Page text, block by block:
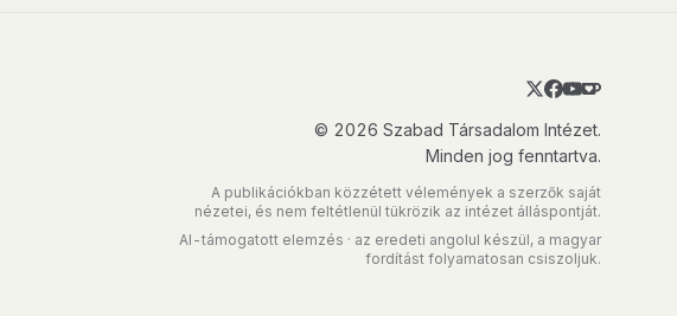
© 2026 Szabad Társadalom Intézet.
Minden jog fenntartva.
A publikációkban közzétett vélemények a szerzők saját
nézetei, és nem feltétlenül tükrözik az intézet álláspontját.
AI-támogatott elemzés · az eredeti angolul készül, a magyar
fordítást folyamatosan csiszoljuk.